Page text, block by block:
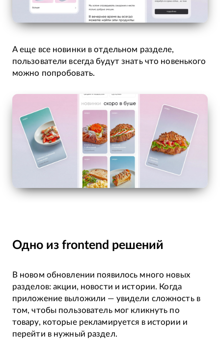
А еще все новинки в отдельном разделе,
пользователи всегда будут знать что новенького
можно попробовать.
Одно из frontend решений
В новом обновлении появилось много новых
разделов: акции, новости и истории. Когда
приложение выложили — увидели сложность в
том, чтобы пользователь мог кликнуть по
товару, которые рекламируется в истории и
перейти в нужный раздел.